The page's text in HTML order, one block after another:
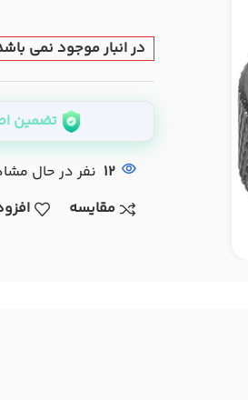
در انبار موجود نمی
تضمین
12 نفر در حال
مقایسه